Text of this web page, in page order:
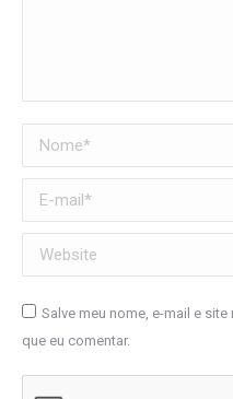
Nome *
E-mail *
Website
Salve meu nome, e-mail e
que eu comentar.